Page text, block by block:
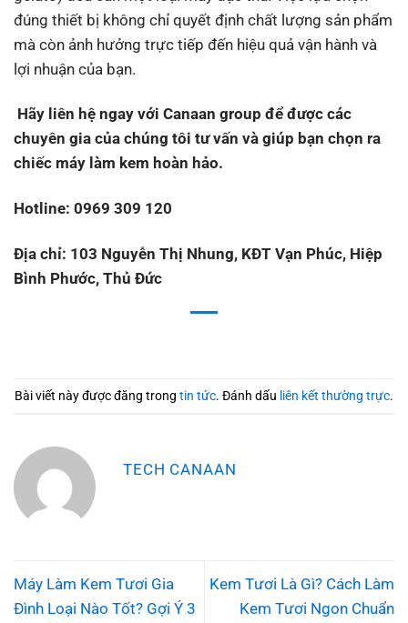
đúng thiết bị không chỉ quyết định chất lượng sản phẩm
mà còn ảnh hưởng trực tiếp đến hiệu quả vận hành và
lợi nhuận của bạn.
Hãy liên hệ ngay với Canaan group để được các
chuyên gia của chúng tôi tư vấn và giúp bạn chọn ra
chiếc máy làm kem hoàn hảo.
Hotline: 0969 309 120
Địa chỉ: 103 Nguyễn Thị Nhung, KĐT Vạn Phúc, Hiệp
Bình Phước, Thủ Đức
Bài viết này được đăng trong tin tức. Đánh dấu liên kết thường trực.
TECH CANAAN
Máy Làm Kem Tươi Gia
Đình Loại Nào Tốt? Gợi Ý 3
Kem Tươi Là Gì? Cách Làm
Kem Tươi Ngon Chuẩn